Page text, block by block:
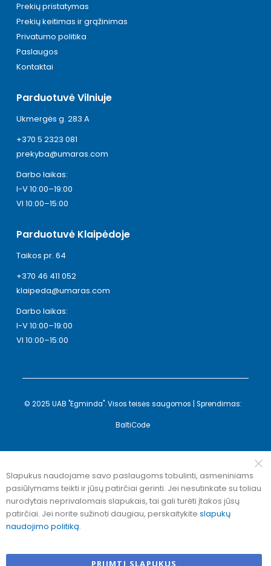
Prekių pristatymas
Prekių keitimas ir grąžinimas
Privatumo politika
Paslaugos
Kontaktai
Parduotuvė Vilniuje
Ukmergės g. 283 A
+370 5 2323 081
prekyba@umaras.com
Darbo laikas:
I-V 10:00–19:00
VI 10:00–15:00
Parduotuvė Klaipėdoje
Taikos pr. 64
+370 46 411 052
klaipeda@umaras.com
Darbo laikas:
I-V 10:00–19:00
VI 10:00–15:00
© 2025 UAB "Egminda". Visos teisės saugomos | Sprendimas:
BaltiCode
Slapukus naudojame savo paslaugoms tobulinti, asmeniniams
pasiūlymams teikti ir jūsų patirčiai gerinti. Jei nesutinkate su toliau
nurodytais neprivalomais slapukais, tai gali turėti įtakos jūsų
patirčiai. Jei norite sužinoti daugiau, perskaitykite slapukų
naudojimo politiką.
PRIIMTI SLAPUKUS